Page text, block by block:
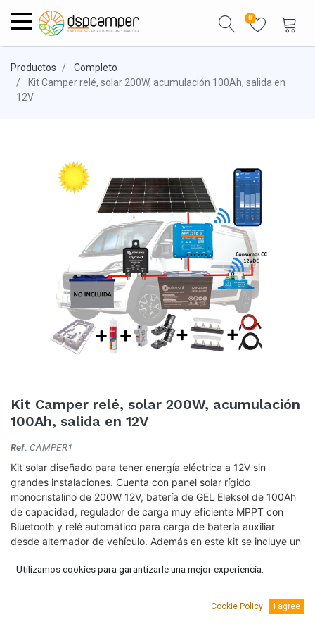
0
Productos
Completo
Kit Camper relé, solar 200W, acumulación 100Ah, salida en
12V
Kit Camper relé, solar 200W, acumulación
100Ah, salida en 12V
Ref. CAMPER1
Kit solar diseñado para tener energía eléctrica a 12V sin
grandes instalaciones. Cuenta con panel solar rígido
monocristalino de 200W 12V, batería de GEL Eleksol de 100Ah
de capacidad, regulador de carga muy eficiente MPPT con
Bluetooth y relé automático para carga de batería auxiliar
desde alternador de vehículo. Además en este kit se incluye un
para alargar la vida útil de la batería.
Todos nuestros kits llevan todo lo necesario para su montaje y
Utilizamos cookies para garantizarle una mejor experiencia.
Cookie Policy I agree